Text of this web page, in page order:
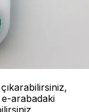
e-arabadaki